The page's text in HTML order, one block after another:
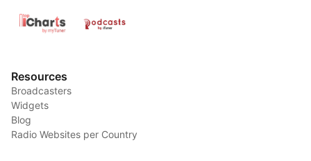
Resources
Broadcasters
Widgets
Blog
Radio Websites per Country